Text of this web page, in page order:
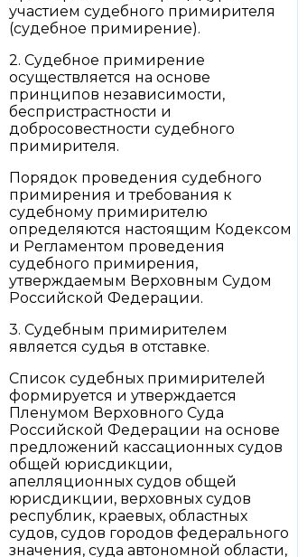
участием судебного примирителя
(судебное примирение).
2. Судебное примирение
осуществляется на основе
принципов независимости,
беспристрастности и
добросовестности судебного
примирителя.
Порядок проведения судебного
примирения и требования к
судебному примирителю
определяются настоящим Кодексом
и Регламентом проведения
судебного примирения,
утверждаемым Верховным Судом
Российской Федерации.
3. Судебным примирителем
является судья в отставке.
Список судебных примирителей
формируется и утверждается
Пленумом Верховного Суда
Российской Федерации на основе
предложений кассационных судов
общей юрисдикции,
апелляционных судов общей
юрисдикции, верховных судов
республик, краевых, областных
судов, судов городов федерального
значения, суда автономной области,